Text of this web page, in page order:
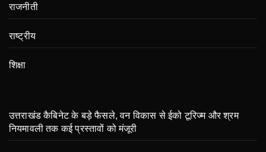
राजनीती
राष्ट्रीय
शिक्षा
उत्तराखंड कैबिनेट के बड़े फैसले, वन विकास से ईको टूरिज्म और श्रम
नियमावली तक कई प्रस्तावों को मंजूरी